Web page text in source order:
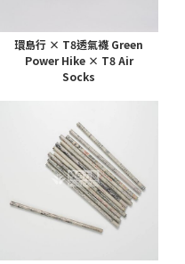
環島行 × T8透氣襪 Green
Power Hike × T8 Air
Socks